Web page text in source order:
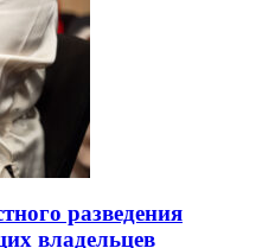
разведения
владельцев